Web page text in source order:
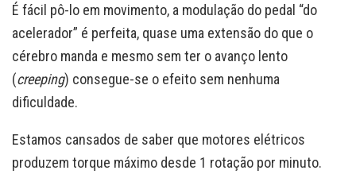
É fácil pô-lo em movimento, a modulação do pedal “do
acelerador” é perfeita, quase uma extensão do que o
cérebro manda e mesmo sem ter o avanço lento
(creeping) consegue-se o efeito sem nenhuma
dificuldade.
Estamos cansados de saber que motores elétricos
produzem torque máximo desde 1 rotação por minuto.